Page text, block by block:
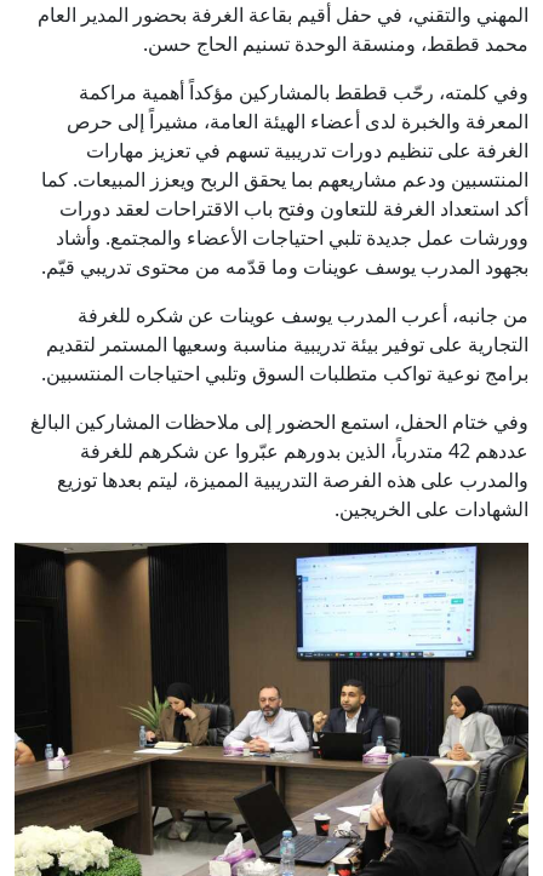
المهني والتقني، في حفل أقيم بقاعة الغرفة بحضور المدير العام
محمد قطقط، ومنسقة الوحدة تسنيم الحاج حسن.
وفي كلمته، رحّب قطقط بالمشاركين مؤكداً أهمية مراكمة
المعرفة والخبرة لدى أعضاء الهيئة العامة، مشيراً إلى حرص
الغرفة على تنظيم دورات تدريبية تسهم في تعزيز مهارات
المنتسبين ودعم مشاريعهم بما يحقق الربح ويعزز المبيعات. كما
أكد استعداد الغرفة للتعاون وفتح باب الاقتراحات لعقد دورات
وورشات عمل جديدة تلبي احتياجات الأعضاء والمجتمع. وأشاد
بجهود المدرب يوسف عوينات وما قدّمه من محتوى تدريبي قيّم.
من جانبه، أعرب المدرب يوسف عوينات عن شكره للغرفة
التجارية على توفير بيئة تدريبية مناسبة وسعيها المستمر لتقديم
برامج نوعية تواكب متطلبات السوق وتلبي احتياجات المنتسبين.
وفي ختام الحفل، استمع الحضور إلى ملاحظات المشاركين البالغ
عددهم 42 متدرباً، الذين بدورهم عبّروا عن شكرهم للغرفة
والمدرب على هذه الفرصة التدريبية المميزة، ليتم بعدها توزيع
الشهادات على الخريجين.